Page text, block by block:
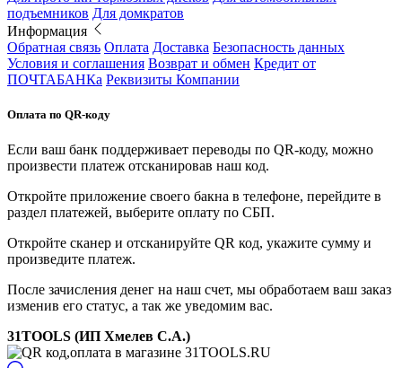
подъемников Для домкратов
Информация
Обратная связь Оплата Доставка Безопасность данных
Условия и соглашения Возврат и обмен Кредит от
ПОЧТАБАНКа Реквизиты Компании
Оплата по QR-коду
Если ваш банк поддерживает переводы по QR-коду, можно
произвести платеж отсканировав наш код.
Откройте приложение своего бакна в телефоне, перейдите в
раздел платежей, выберите оплату по СБП.
Откройте сканер и отсканируйте QR код, укажите сумму и
произведите платеж.
После зачисления денег на наш счет, мы обработаем ваш заказ
изменив его статус, а так же уведомим вас.
31TOOLS (ИП Хмелев С.А.)